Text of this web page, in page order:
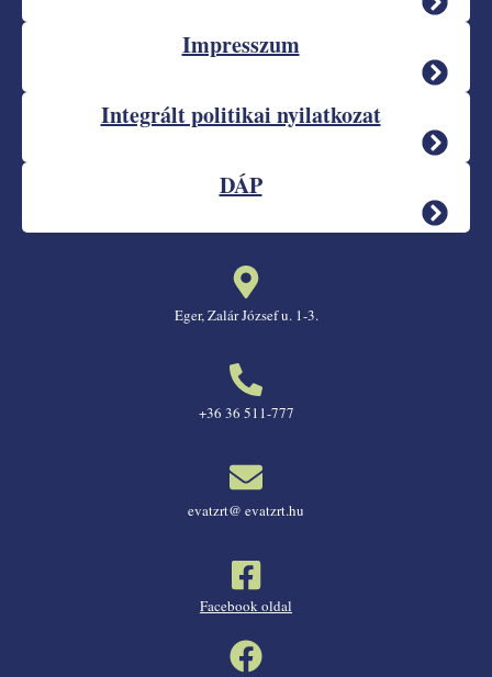
Impresszum
Integrált politikai nyilatkozat
DÁP
Eger, Zalár József u. 1-3.
+36 36 511-777
evatzrt@ evatzrt.hu
Facebook oldal